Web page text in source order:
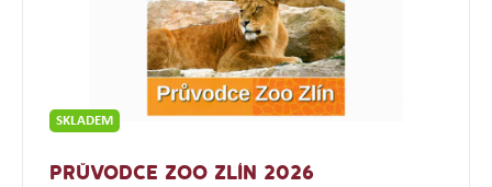
SKLADEM
PRŮVODCE ZOO ZLÍN 2026